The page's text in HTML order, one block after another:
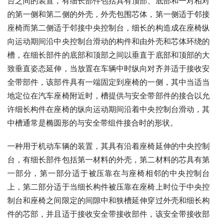
的第一侧和第二侧的外壳，外壳包围芯体，第一侧适于邻接
座椅而第二侧适于邻接中央控制台，细长的构造成在座椅纵
向运动期间沿中央控制台滑动的构件和由外壳和芯体环绕的
槽，在细长部件的底部和顶部之间以垂直于底部和顶部的大
致垂直姿态延伸，当放置在车辆中时纵向对齐并适于接收安
全带部件，该部件具有一端固定到座椅的一侧，其中当适当
地定位在汽车座椅附近时，槽提供与安全带部件的接合以允
许细长构件在座椅的纵向运动期间沿着中央控制台滑动，其
中槽通常是椭圆形的与安全带组件接合时的形状。
一种用于机动车辆的装置，其具有沿着座椅延伸的中央控制
台，有细长部件包括第一材料的外壳，第二材料的芯具有第
一部分，第一部分适于被压靠在与座椅相邻的中央控制台
上，第二部分适于当细长构件被压靠在座椅上时位于中央控
制台和座椅之间限定的间隙中和狭槽延伸穿过外壳和细长构
件的芯部，并且适于接收安全带接收部件，该安全带接收部